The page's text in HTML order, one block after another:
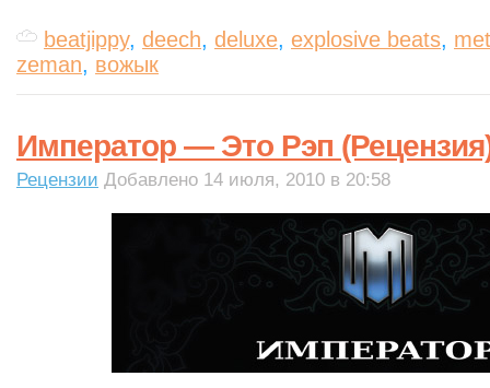
beatjippy, deech, deluxe, explosive beats,
zeman, вожык
Император — Это Рэп
Рецензии Добавлено 14 июля, 2010 в 20:58